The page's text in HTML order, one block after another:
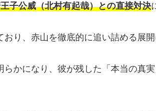
子公威（北村有起哉）との直接対決
り、赤山を徹底的に追い詰める展開
かになり、彼が残した「本当の真